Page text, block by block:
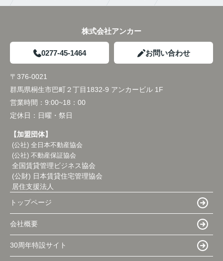
株式会社アンカー
0277-45-1464 お問い合わせ
〒376-0021
群馬県桐生市巴町２丁目1832-9 アンカービル 1F
営業時間： 9:00~18：00
定休日： 日曜・祭日
【加盟団体】
(公社) 全日本不動産協会
(公社) 不動産保証協会
全国賃貸管理ビジネス協会
(公財) 日本賃貸住宅管理協会
居住支援法人
トップページ
会社概要
30周年特設サイト